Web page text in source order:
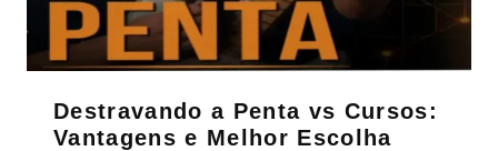
Destravando a Penta vs Cursos:
Vantagens e Melhor Escolha